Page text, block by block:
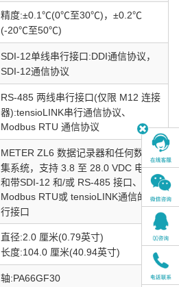
精度:±0.1℃(0℃至30℃)，±0.2℃
(-20℃至50℃)
SDI-12单线串行接口:DDI通信协议，
SDI-12通信协议
RS-485 两线串行接口(仅限 M12 连接
器):tensioLINK串行通信协议、
Modbus RTU 通信协议
METER ZL6 数据记录器和任何数据采
集系统，支持 3.8 至 28.0 VDC 电源
和带SDI-12 和/或 RS-485 接口、
Modbus RTU或 tensioLINK通信的串
行接口
直径:2.0 厘米(0.79英寸)
长度:104.0 厘米(40.94英寸)
轴:PA66GF30